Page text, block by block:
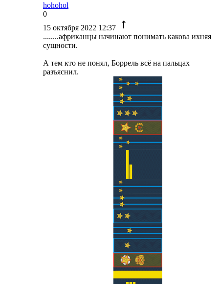
hohohol
0
15 октября 2022 12:37
........африканцы начинают понимать какова ихняя
сущности.
А тем кто не понял, Боррель всё на пальцах
разъяснил.